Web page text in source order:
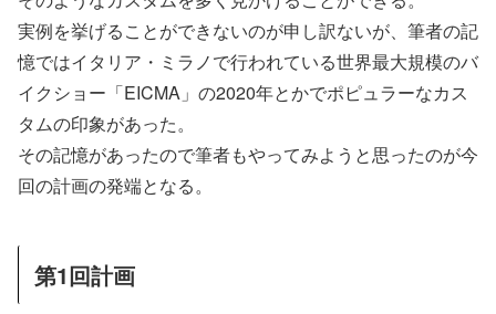
実例を挙げることができないのが申し訳ないが、筆者の記
憶ではイタリア・ミラノで行われている世界最大規模のバ
イクショー「EICMA」の2020年とかでポピュラーなカス
タムの印象があった。
その記憶があったので筆者もやってみようと思ったのが今
回の計画の発端となる。
第1回計画